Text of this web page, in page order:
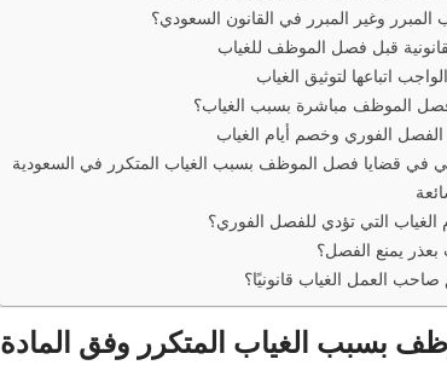
المبرر وغير المبرر في القانون السعودي؟
قبل فصل الموظف للغياب
اتباعها لتوثيق الغياب
الموظف مباشرة بسبب الغياب؟
الفصل الفوري وخصم أيام الغياب
في قضايا فصل الموظف بسبب الغياب المتكرر في السعودية
الغياب التي تؤدي للفصل الفوري؟
بعذر يمنع الفصل؟
العمل الغياب قانونيًا؟
بسبب الغياب المتكرر وفق المادة 80